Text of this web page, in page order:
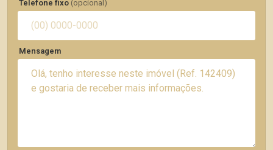
Telefone fixo (opcional)
Mensagem